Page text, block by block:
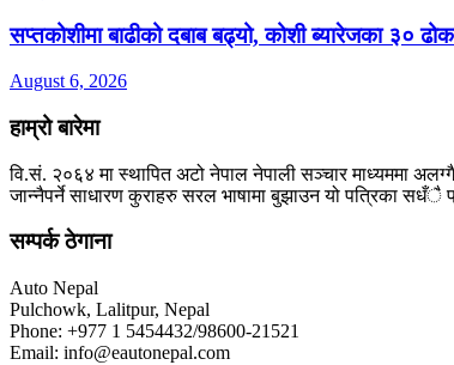
सप्तकोशीमा बाढीको दबाब बढ्यो, कोशी ब्यारेजका ३०
August 6, 2026
हाम्रो बारेमा
वि.सं. २०६४ मा स्थापित अटो नेपाल नेपाली सञ्चार माध्यममा
जान्नैपर्ने साधारण कुराहरु सरल भाषामा बुझाउन यो पत्रिका सधँै
सम्पर्क ठेगाना
Auto Nepal
Pulchowk, Lalitpur, Nepal
Phone: +977 1 5454432/98600-21521
Email: info@eautonepal.com